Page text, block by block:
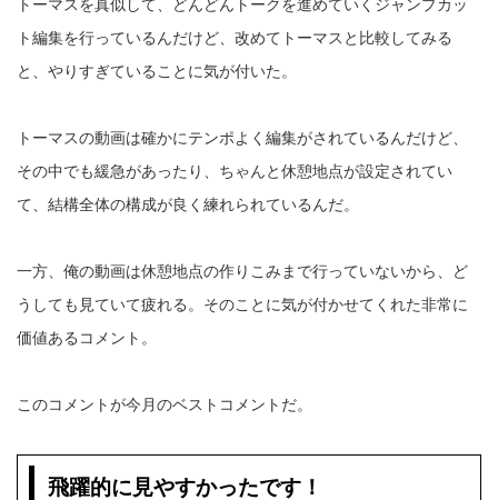
ト編集を行っているんだけど、改めてトーマスと比較してみる
と、やりすぎていることに気が付いた。
トーマスの動画は確かにテンポよく編集がされているんだけど、
その中でも緩急があったり、ちゃんと休憩地点が設定されてい
て、結構全体の構成が良く練れられているんだ。
一方、俺の動画は休憩地点の作りこみまで行っていないから、ど
うしても見ていて疲れる。そのことに気が付かせてくれた非常に
価値あるコメント。
このコメントが今月のベストコメントだ。
飛躍的に見やすかったです！